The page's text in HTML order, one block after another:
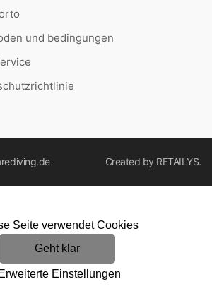
und bedingungen
Created by RETAILYS.
Seite verwendet Cookies
Geht klar
Erweiterte Einstellungen